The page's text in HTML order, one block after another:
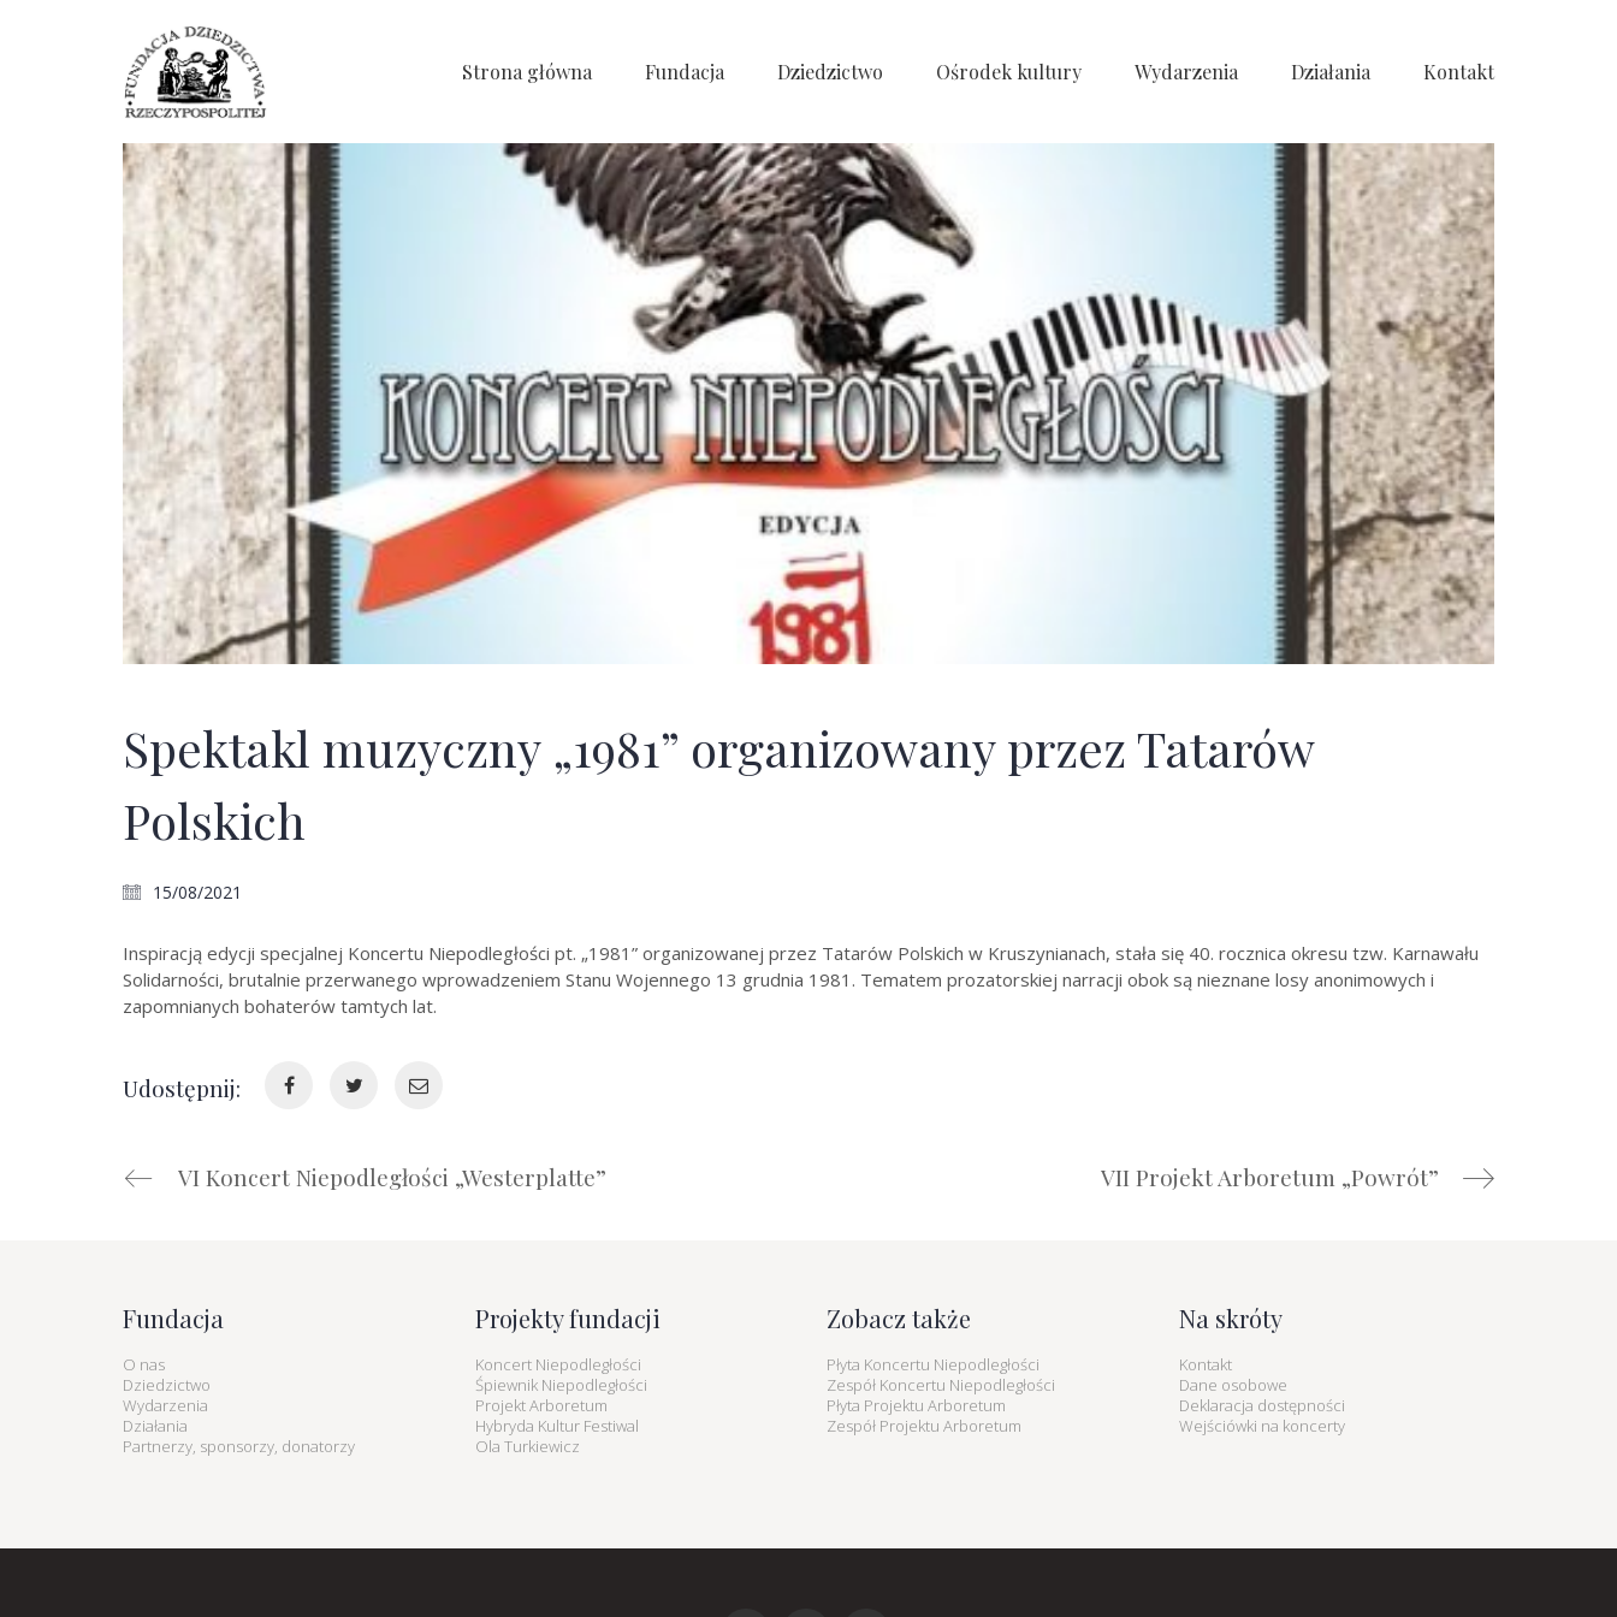
Strona główna Fundacja Dziedzictwo Ośrodek kultury Wydarzenia Działania Kontakt
Spektakl muzyczny „1981” organizowany przez Tatarów
Polskich
15/08/2021
Inspiracją edycji specjalnej Koncertu Niepodległości pt. „1981” organizowanej przez Tatarów Polskich w Kruszynianach, stała się 40. rocznica okresu tzw. Karnawału
Solidarności, brutalnie przerwanego wprowadzeniem Stanu Wojennego 13 grudnia 1981. Tematem prozatorskiej narracji obok są nieznane losy anonimowych i
zapomnianych bohaterów tamtych lat.
Udostępnij:
VI Koncert Niepodległości „Westerplatte” VII Projekt Arboretum „Powrót”
Fundacja
O nas
Dziedzictwo
Wydarzenia
Działania
Partnerzy, sponsorzy, donatorzy
Projekty fundacji
Koncert Niepodległości
Śpiewnik Niepodległości
Projekt Arboretum
Hybryda Kultur Festiwal
Ola Turkiewicz
Zobacz także
Płyta Koncertu Niepodległości
Zespół Koncertu Niepodległości
Płyta Projektu Arboretum
Zespół Projektu Arboretum
Na skróty
Kontakt
Dane osobowe
Deklaracja dostępności
Wejściówki na koncerty